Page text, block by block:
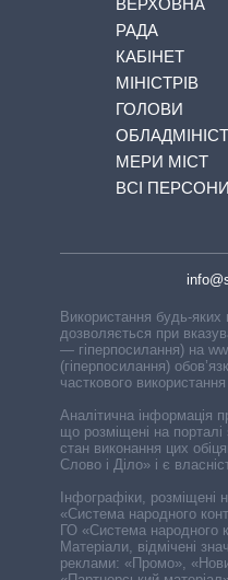
РАДА
КАБІНЕТ
МІНІСТРІВ
ГОЛОВИ
МЕРИ МІСТ
ВСІ ПЕРСОНИ
Використання будь-яких
дозволяється при
— гіперпосилання) на
(гіперпосилання)
часткового використання
Аналітична інформація
що розміщені на
стан виконання цих
Слово і Діло» і є
Інфографіки, розміщені
«Система народного
ГО «Система народного
Матеріали, відмічені
реклами: «Промо»,